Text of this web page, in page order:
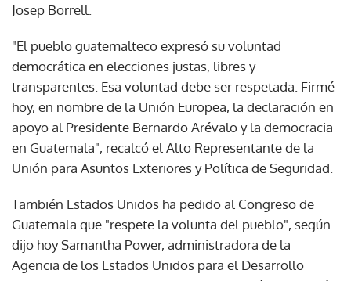
Josep Borrell.
"El pueblo guatemalteco expresó su voluntad
democrática en elecciones justas, libres y
transparentes. Esa voluntad debe ser respetada. Firmé
hoy, en nombre de la Unión Europea, la declaración en
apoyo al Presidente Bernardo Arévalo y la democracia
en Guatemala", recalcó el Alto Representante de la
Unión para Asuntos Exteriores y Política de Seguridad.
También Estados Unidos ha pedido al Congreso de
Guatemala que "respete la volunta del pueblo", según
dijo hoy Samantha Power, administradora de la
Agencia de los Estados Unidos para el Desarrollo